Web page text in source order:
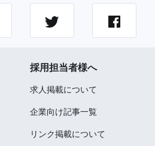
採用担当者様へ
求人掲載について
企業向け記事一覧
リンク掲載について